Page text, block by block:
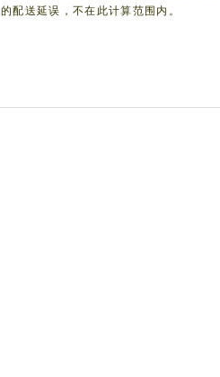
的配送延误，不在此计算范围内。